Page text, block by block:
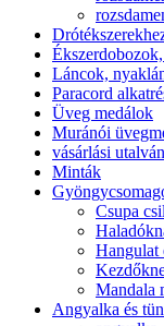
Láncok,
Paracord
Üveg medálok
Muránói
vásárlási
Minták
Csupa
Hangulat
Mandala
Angyalka és